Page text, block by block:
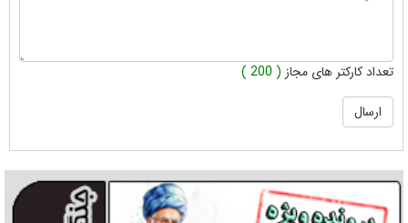
تعداد کارکتر های مجاز ( 200 )